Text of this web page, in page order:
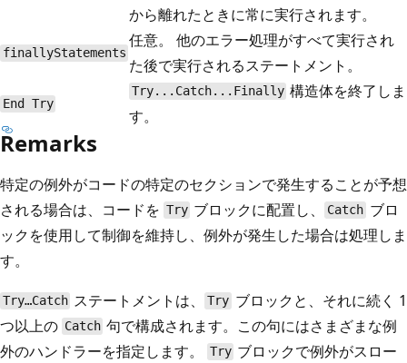
から離れたときに常に実行されます。
finallyStatements
任意。 他のエラー処理がすべて実行され
た後で実行されるステートメント。
End Try
Try...Catch...Finally 構造体を終了しま
す。
Remarks
特定の例外がコードの特定のセクションで発生することが予想
される場合は、コードを Try ブロックに配置し、 Catchブロ
ックを使用して制御を維持し、例外が発生した場合は処理しま
す。
Try…Catch ステートメントは、Tryブロックと、それに続く 1
つ以上の Catch 句で構成されます。この句にはさまざまな例
外のハンドラーを指定します。
Try ブロックで例外がスロー